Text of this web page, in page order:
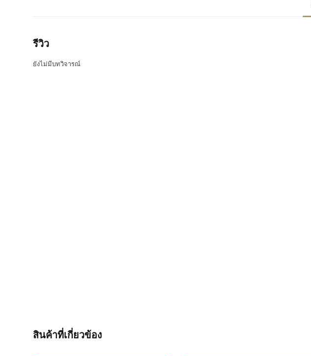
รีวิว
ยังไม่มีบทวิจารณ์
สินค้าที่เกี่ยวข้อง